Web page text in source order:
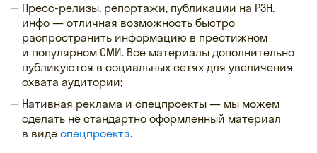
Пресс-релизы, репортажи, публикации на РЗН.
инфо — отличная возможность быстро
распространить информацию в престижном
и популярном СМИ. Все материалы дополнительно
публикуются в социальных сетях для увеличения
охвата аудитории;
Нативная реклама и спецпроекты — мы можем
сделать не стандартно оформленный материал
в виде спецпроекта.